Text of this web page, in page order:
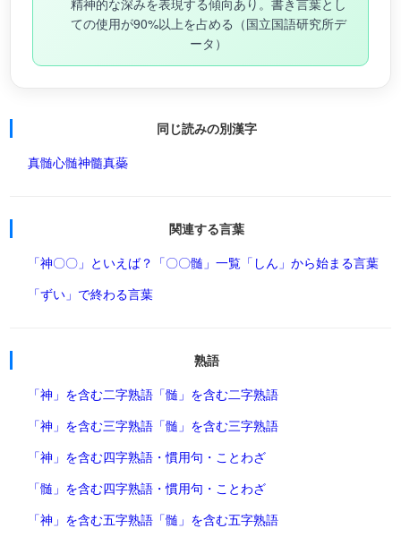
精神的な深みを表現する傾向あり。書き言葉とし
ての使用が90%以上を占める（国立国語研究所デ
ータ）
同じ読みの別漢字
真髄心髄神髓真蘂
関連する言葉
「神〇〇」といえば？ 「〇〇髄」一覧 「しん」から始まる言葉
「ずい」で終わる言葉
熟語
「神」を含む二字熟語 「髄」を含む二字熟語
「神」を含む三字熟語 「髄」を含む三字熟語
「神」を含む四字熟語・慣用句・ことわざ
「髄」を含む四字熟語・慣用句・ことわざ
「神」を含む五字熟語 「髄」を含む五字熟語